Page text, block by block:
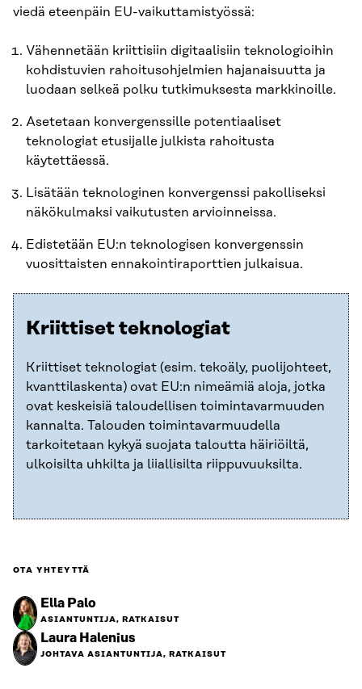
viedä eteenpäin EU-vaikuttamistyössä:
Vähennetään kriittisiin digitaalisiin teknologioihin
kohdistuvien rahoitusohjelmien hajanaisuutta ja
luodaan selkeä polku tutkimuksesta markkinoille.
Asetetaan konvergenssille potentiaaliset
teknologiat etusijalle julkista rahoitusta
käytettäessä.
Lisätään teknologinen konvergenssi pakolliseksi
näkökulmaksi vaikutusten arvioinneissa.
Edistetään EU:n teknologisen konvergenssin
vuosittaisten ennakointiraporttien julkaisua.
Kriittiset teknologiat
Kriittiset teknologiat (esim. tekoäly, puolijohteet,
kvanttilaskenta) ovat EU:n nimeämiä aloja, jotka
ovat keskeisiä taloudellisen toimintavarmuuden
kannalta. Talouden toimintavarmuudella
tarkoitetaan kykyä suojata taloutta häiriöiltä,
ulkoisilta uhkilta ja liiallisilta riippuvuuksilta.
OTA YHTEYTTÄ
Ella Palo
ASIANTUNTIJA, RATKAISUT
Laura Halenius
JOHTAVA ASIANTUNTIJA, RATKAISUT